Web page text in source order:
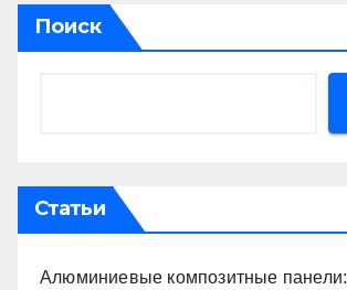
Поиск
Статьи
Алюминиевые композитные панели: